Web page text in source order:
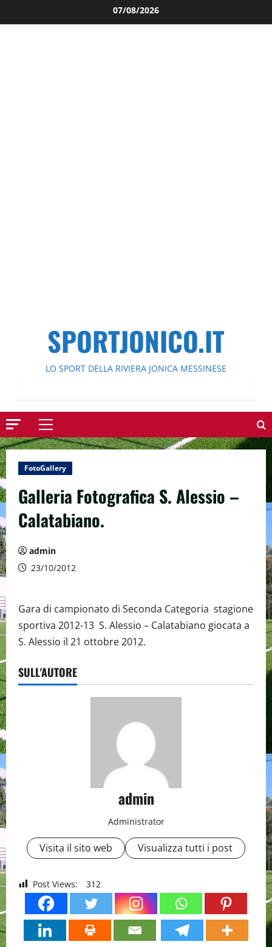
al
07/08/2026
SPORTJONICO.IT
LO SPORT DELLA RIVIERA JONICA MESSINESE
Menu
principale
FotoGallery
Galleria Fotografica S. Alessio –
Calatabiano.
admin
23/10/2012
Gara di campionato di Seconda Categoria stagione
sportiva 2012-13 S. Alessio – Calatabiano giocata a
S. Alessio il 21 ottobre 2012.
SULL'AUTORE
admin
Administrator
Visita il sito web Visualizza tutti i post
Post Views: 312